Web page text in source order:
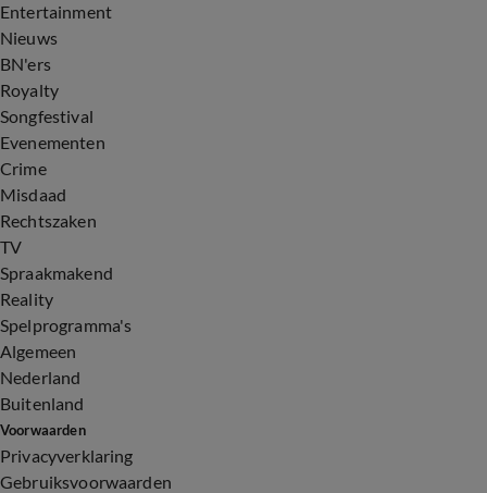
Entertainment
Nieuws
BN'ers
Royalty
Songfestival
Evenementen
Crime
Misdaad
Rechtszaken
TV
Spraakmakend
Reality
Spelprogramma's
Algemeen
Nederland
Buitenland
Voorwaarden
Privacyverklaring
Gebruiksvoorwaarden